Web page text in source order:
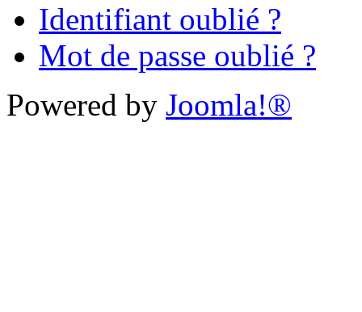
Identifiant oublié ?
Mot de passe oublié ?
Powered by Joomla!®